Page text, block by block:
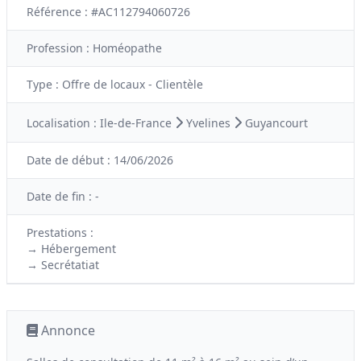
Référence : #AC112794060726
Profession : Homéopathe
Type : Offre de locaux - Clientèle
Localisation : Ile-de-France Yvelines Guyancourt
Date de début : 14/06/2026
Date de fin : -
Prestations :
→ Hébergement
→ Secrétatiat
Annonce